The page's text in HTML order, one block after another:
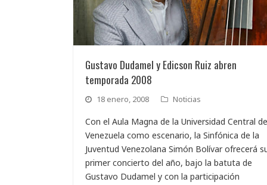
Gustavo Dudamel y Edicson Ruiz abren
temporada 2008
18 enero, 2008 Noticias
Con el Aula Magna de la Universidad Central de
Venezuela como escenario, la Sinfónica de la
Juventud Venezolana Simón Bolívar ofrecerá
primer concierto del año, bajo la batuta de
Gustavo Dudamel y con la participación